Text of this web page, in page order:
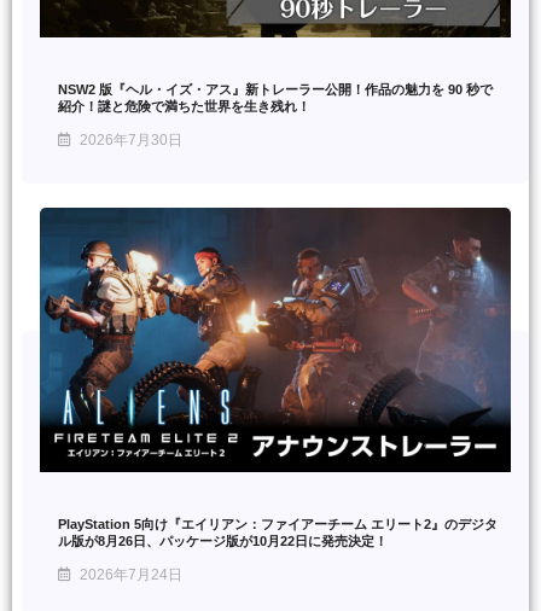
NSW2 版『ヘル・イズ・アス』新トレーラー公開！作品の魅力を 90 秒で
紹介！謎と危険で満ちた世界を生き残れ！
2026年7月30日
PlayStation 5向け『エイリアン：ファイアーチーム エリート2』のデジタ
ル版が8月26日、パッケージ版が10月22日に発売決定！
2026年7月24日